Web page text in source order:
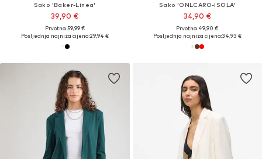
Sako 'Baker-Linea'
39,90 €
Prvotno: 59,99 €
Posljednja najniža cijena:29,94 €
Sako 'ONLCARO-ISOLA'
34,90 €
Prvotno: 49,90 €
Posljednja najniža cijena:34,93 €